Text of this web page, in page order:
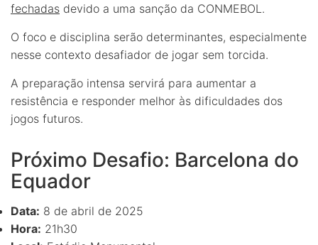
fechadas devido a uma sanção da CONMEBOL.
O foco e disciplina serão determinantes, especialmente
nesse contexto desafiador de jogar sem torcida.
A preparação intensa servirá para aumentar a
resistência e responder melhor às dificuldades dos
jogos futuros.
Próximo Desafio: Barcelona do
Equador
Data: 8 de abril de 2025
Hora: 21h30